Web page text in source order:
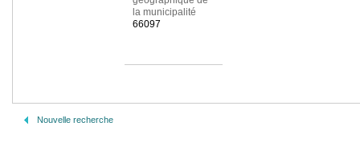
la municipalité
66097
Nouvelle recherche